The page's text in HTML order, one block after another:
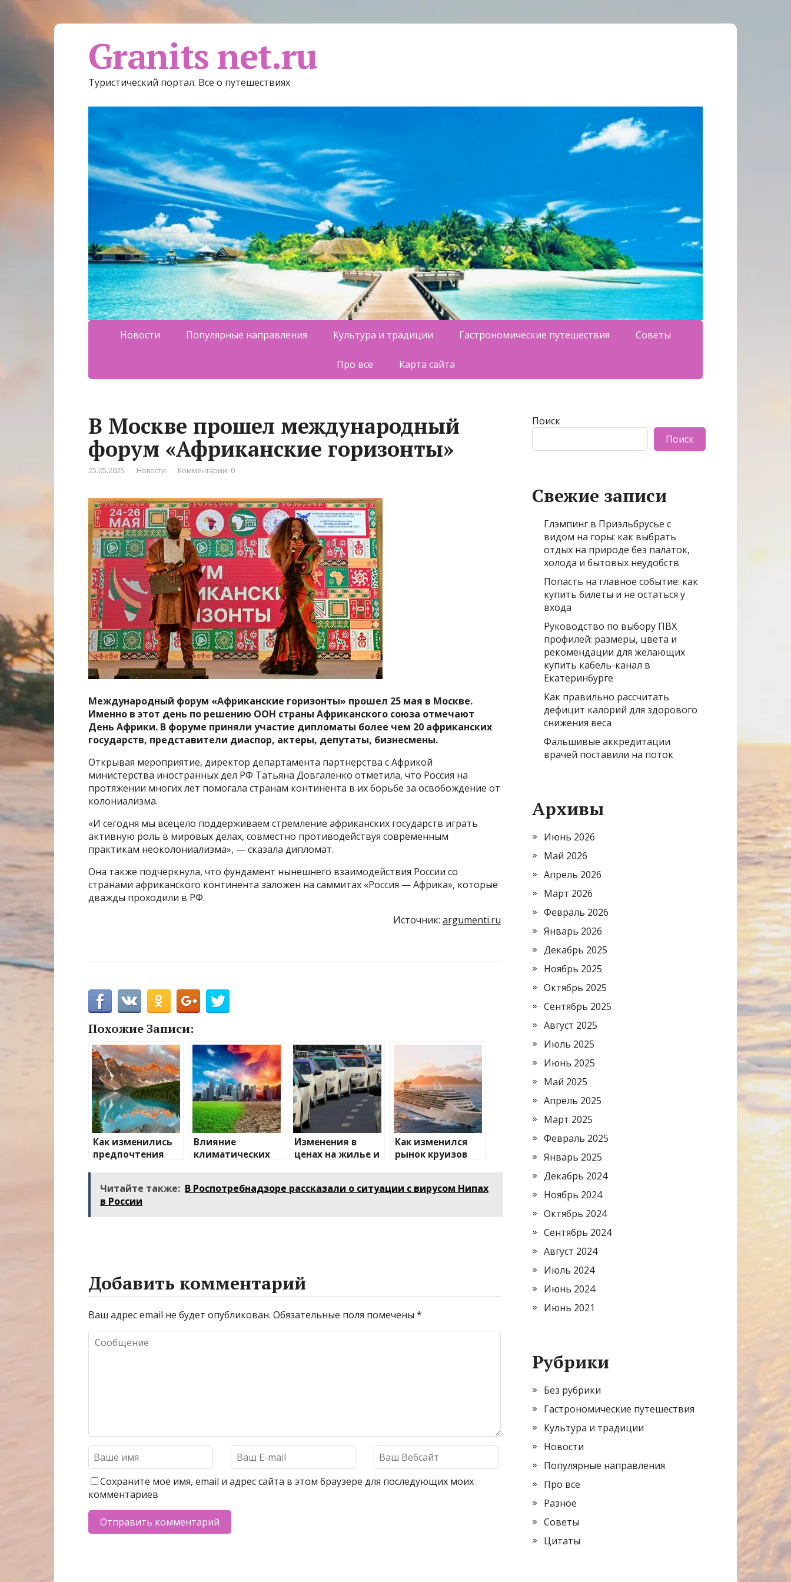
Granits net.ru
Туристический портал. Все о путешествиях
Новости Популярные направления Культура и традиции Гастрономические путешествия Советы
Про все Карта сайта
В Москве прошел международный
форум «Африканские горизонты»
25.05.2025 Новости Комментарии: 0
Международный форум «Африканские горизонты» прошел 25 мая в Москве.
Именно в этот день по решению ООН страны Африканского союза отмечают
День Африки. В форуме приняли участие дипломаты более чем 20 африканских
государств, представители диаспор, актеры, депутаты, бизнесмены.
Открывая мероприятие, директор департамента партнерства с Африкой
министерства иностранных дел РФ Татьяна Довгаленко отметила, что Россия на
протяжении многих лет помогала странам континента в их борьбе за освобождение от
колониализма.
«И сегодня мы всецело поддерживаем стремление африканских государств играть
активную роль в мировых делах, совместно противодействуя современным
практикам неоколониализма», — сказала дипломат.
Она также подчеркнула, что фундамент нынешнего взаимодействия России со
странами африканского континента заложен на саммитах «Россия — Африка», которые
дважды проходили в РФ.
Источник: argumenti.ru
Похожие Записи:
Как изменились
предпочтения
Влияние
климатических
направления
Изменения в
ценах на жилье и
Как изменился
рынок круизов
Читайте также: В Роспотребнадзоре рассказали о ситуации с вирусом Нипах
в России
Добавить комментарий
Ваш адрес email не будет опубликован. Обязательные поля помечены *
Сохраните моё имя, email и адрес сайта в этом браузере для последующих моих
комментариев
Поиск
Поиск
Свежие записи
Глэмпинг в Приэльбрусье с
видом на горы: как выбрать
отдых на природе без палаток,
холода и бытовых неудобств
Попасть на главное событие: как
купить билеты и не остаться у
входа
Руководство по выбору ПВХ
профилей: размеры, цвета и
рекомендации для желающих
купить кабель-канал в
Екатеринбурге
Как правильно рассчитать
дефицит калорий для здорового
снижения веса
Фальшивые аккредитации
врачей поставили на поток
Архивы
Июнь 2026
Май 2026
Апрель 2026
Март 2026
Февраль 2026
Январь 2026
Декабрь 2025
Ноябрь 2025
Октябрь 2025
Сентябрь 2025
Август 2025
Июль 2025
Июнь 2025
Май 2025
Апрель 2025
Март 2025
Февраль 2025
Январь 2025
Декабрь 2024
Ноябрь 2024
Октябрь 2024
Сентябрь 2024
Август 2024
Июль 2024
Июнь 2024
Июнь 2021
Рубрики
Без рубрики
Гастрономические путешествия
Культура и традиции
Новости
Популярные направления
Про все
Разное
Советы
Цитаты